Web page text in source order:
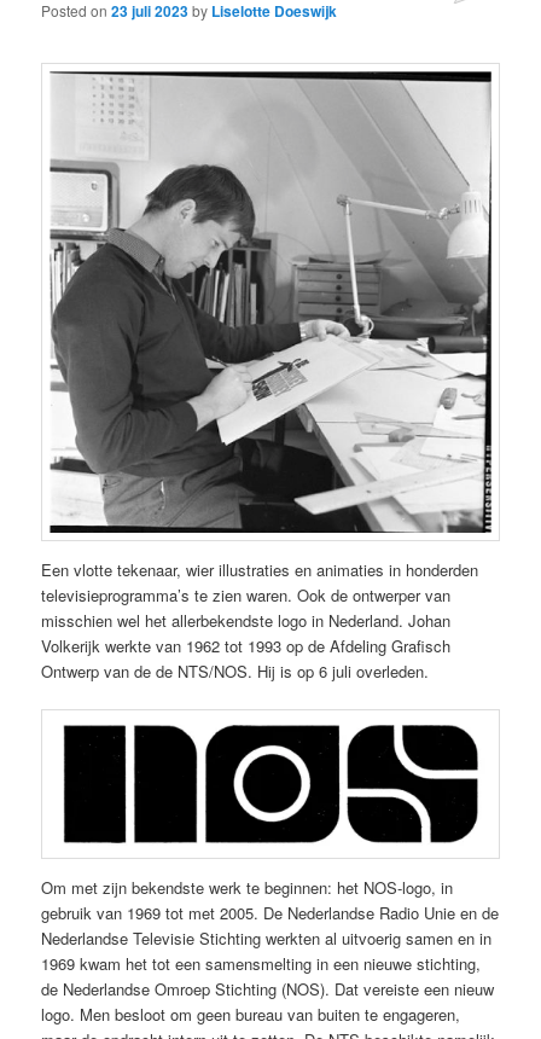
Posted on23 juli 2023by Liselotte Doeswijk
Een vlotte tekenaar, wier illustraties en animaties in honderden
televisieprogramma’s te zien waren. Ook de ontwerper van
misschien wel het allerbekendste logo in Nederland. Johan
Volkerijk werkte van 1962 tot 1993 op de Afdeling Grafisch
Ontwerp van de de NTS/NOS. Hij is op 6 juli overleden.
Om met zijn bekendste werk te beginnen: het NOS-logo, in
gebruik van 1969 tot met 2005. De Nederlandse Radio Unie en de
Nederlandse Televisie Stichting werkten al uitvoerig samen en in
1969 kwam het tot een samensmelting in een nieuwe stichting,
de Nederlandse Omroep Stichting (NOS). Dat vereiste een nieuw
logo. Men besloot om geen bureau van buiten te engageren,